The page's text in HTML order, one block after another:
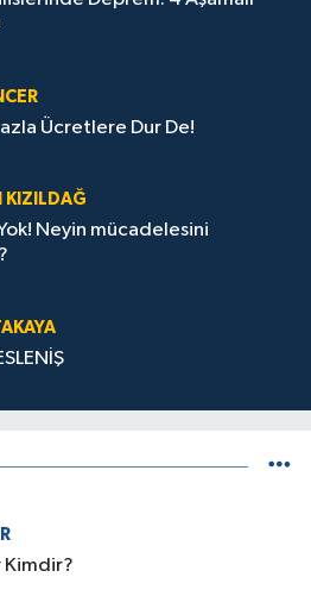
Ücretlere Dur De!
KIZILDAĞ
Neyin mücadelesini
Kimdir?